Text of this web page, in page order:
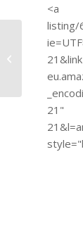
<a
listing/
21"
Dominique-
Arago